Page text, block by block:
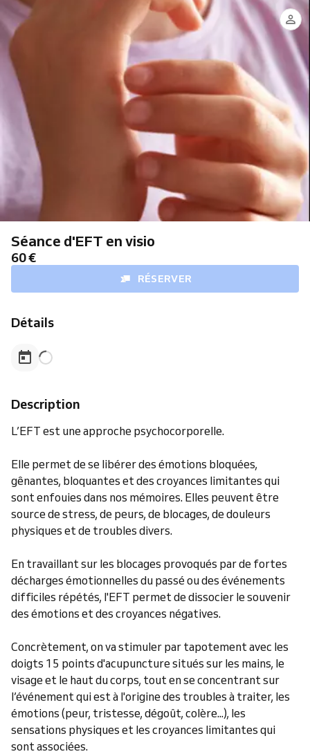
Séance d'EFT en visio
60 €
RÉSERVER
Détails
Description
L’EFT est une approche psychocorporelle.
Elle permet de se libérer des émotions bloquées,
gênantes, bloquantes et des croyances limitantes qui
sont enfouies dans nos mémoires. Elles peuvent être
source de stress, de peurs, de blocages, de douleurs
physiques et de troubles divers.
En travaillant sur les blocages provoqués par de fortes
décharges émotionnelles du passé ou des événements
difficiles répétés, l'EFT permet de dissocier le souvenir
des émotions et des croyances négatives.
Concrètement, on va stimuler par tapotement avec les
doigts 15 points d'acupuncture situés sur les mains, le
visage et le haut du corps, tout en se concentrant sur
l’événement qui est à l'origine des troubles à traiter, les
émotions (peur, tristesse, dégoût, colère...), les
sensations physiques et les croyances limitantes qui
sont associées.